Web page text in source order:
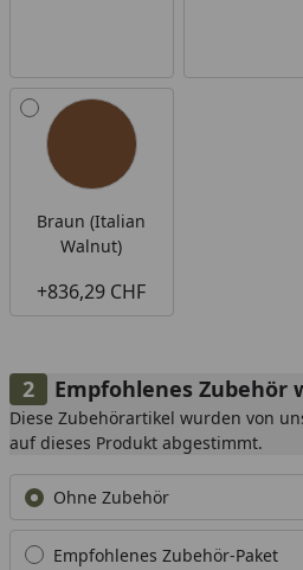
Braun (Italian
Walnut)
+836,29 CHF
Empfohlenes Zubehör
Diese Zubehörartikel wurden von
auf dieses Produkt abgestimmt.
Ohne Zubehör
Empfohlenes Zubehör-Paket